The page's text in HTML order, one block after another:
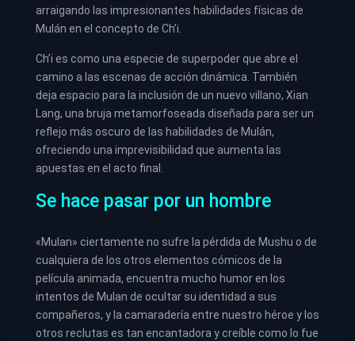
arraigando las impresionantes habilidades físicas de
Mulán en el concepto de Ch’i.
Ch’i es como una especie de superpoder que abre el
camino a las escenas de acción dinámica. También
deja espacio para la inclusión de un nuevo villano, Xian
Lang, una bruja metamorfoseada diseñada para ser un
reflejo más oscuro de las habilidades de Mulán,
ofreciendo una imprevisibilidad que aumenta las
apuestas en el acto final.
Se hace pasar por un hombre
«Mulan» ciertamente no sufre la pérdida de Mushu o de
cualquiera de los otros elementos cómicos de la
película animada, encuentra mucho humor en los
intentos de Mulan de ocultar su identidad a sus
compañeros, y la camaradería entre nuestro héroe y los
otros reclutas es tan encantadora y creíble como lo fue